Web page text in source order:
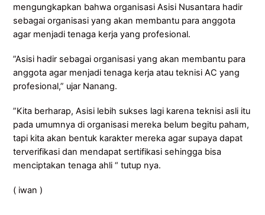
mengungkapkan bahwa organisasi Asisi Nusantara hadir
sebagai organisasi yang akan membantu para anggota
agar menjadi tenaga kerja yang profesional.
”Asisi hadir sebagai organisasi yang akan membantu para
anggota agar menjadi tenaga kerja atau teknisi AC yang
profesional,” ujar Nanang.
”Kita berharap, Asisi lebih sukses lagi karena teknisi asli itu
pada umumnya di organisasi mereka belum begitu paham,
tapi kita akan bentuk karakter mereka agar supaya dapat
terverifikasi dan mendapat sertifikasi sehingga bisa
menciptakan tenaga ahli “ tutup nya.
( iwan )